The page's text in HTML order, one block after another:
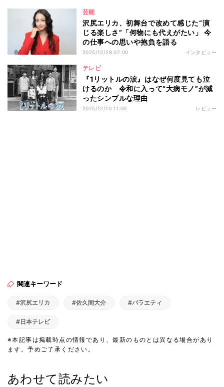
芸能
沢尻エリカ、初舞台で改めて感じた“演
じる楽しさ”「何物にも代えがたい」 今
の仕事への思いや抱負を語る
2025/12/28 07:00 インタビュー
テレビ
『1リットルの涙』はなぜ何度見ても泣
けるのか 令和に入って“大病モノ”が減
ったシンプルな理由
2025/12/10 11:00 レビュー
関連キーワード
#沢尻エリカ #佐久間大介 #バラエティ
#日本テレビ
※本記事は掲載時点の情報であり、最新のものとは異なる場合があり
ます。予めご了承ください。
あわせて読みたい